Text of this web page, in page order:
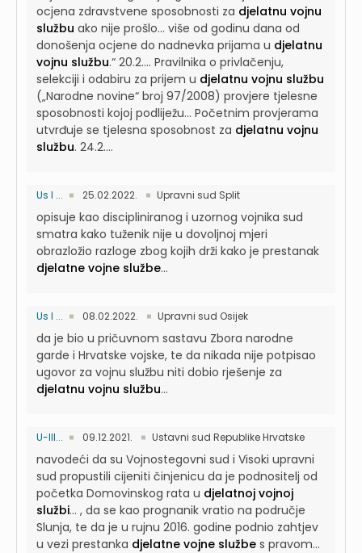
ocjena zdravstvene sposobnosti za djelatnu vojnu
službu ako nije prošlo... više od godinu dana od
donošenja ocjene do nadnevka prijama u djelatnu
vojnu službu.“ 20.2.... Pravilnika o privlačenju,
selekciji i odabiru za prijem u djelatnu vojnu službu
(„Narodne novine“ broj 97/2008) provjere tjelesne
sposobnosti kojoj podliježu... Početnim provjerama
utvrđuje se tjelesna sposobnost za djelatnu vojnu
službu. 24.2....
Us I ... 25.02.2022. Upravni sud Split
opisuje kao discipliniranog i uzornog vojnika sud
smatra kako tuženik nije u dovoljnoj mjeri
obrazložio razloge zbog kojih drži kako je prestanak
djelatne vojne službe...
Us I ... 08.02.2022. Upravni sud Osijek
da je bio u pričuvnom sastavu Zbora narodne
garde i Hrvatske vojske, te da nikada nije potpisao
ugovor za vojnu službu niti dobio rješenje za
djelatnu vojnu službu...
U-III... 09.12.2021. Ustavni sud Republike Hrvatske
navodeći da su Vojnostegovni sud i Visoki upravni
sud propustili cijeniti činjenicu da je podnositelj od
početka Domovinskog rata u djelatnoj vojnoj
službi... , da se kao prognanik vratio na područje
Slunja, te da je u rujnu 2016. godine podnio zahtjev
u vezi prestanka djelatne vojne službe s pravom...